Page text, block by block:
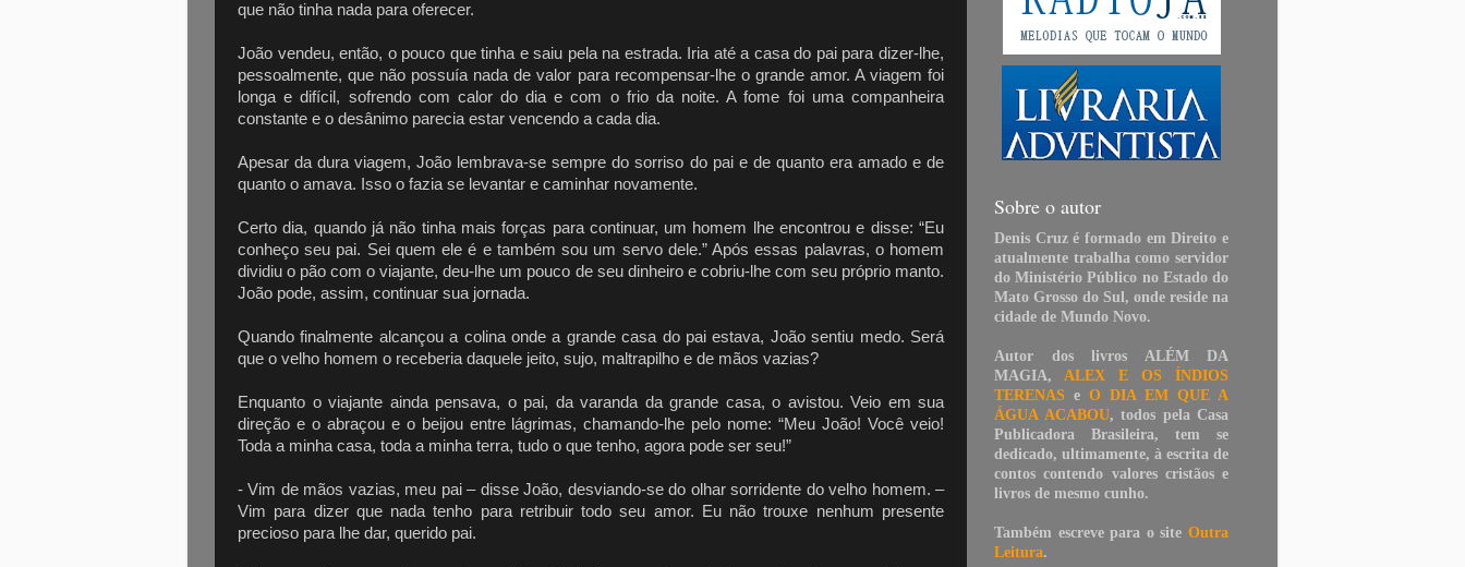
que não tinha nada para oferecer.
João vendeu, então, o pouco que tinha e saiu pela na estrada. Iria até a casa do pai para dizer-lhe,
pessoalmente, que não possuía nada de valor para recompensar-lhe o grande amor. A viagem foi
longa e difícil, sofrendo com calor do dia e com o frio da noite. A fome foi uma companheira
constante e o desânimo parecia estar vencendo a cada dia.
Apesar da dura viagem, João lembrava-se sempre do sorriso do pai e de quanto era amado e de
quanto o amava. Isso o fazia se levantar e caminhar novamente.
Certo dia, quando já não tinha mais forças para continuar, um homem lhe encontrou e disse: “Eu
conheço seu pai. Sei quem ele é e também sou um servo dele.” Após essas palavras, o homem
dividiu o pão com o viajante, deu-lhe um pouco de seu dinheiro e cobriu-lhe com seu próprio manto.
João pode, assim, continuar sua jornada.
Quando finalmente alcançou a colina onde a grande casa do pai estava, João sentiu medo. Será
que o velho homem o receberia daquele jeito, sujo, maltrapilho e de mãos vazias?
Enquanto o viajante ainda pensava, o pai, da varanda da grande casa, o avistou. Veio em sua
direção e o abraçou e o beijou entre lágrimas, chamando-lhe pelo nome: “Meu João! Você veio!
Toda a minha casa, toda a minha terra, tudo o que tenho, agora pode ser seu!”
- Vim de mãos vazias, meu pai – disse João, desviando-se do olhar sorridente do velho homem. –
Vim para dizer que nada tenho para retribuir todo seu amor. Eu não trouxe nenhum presente
precioso para lhe dar, querido pai.
Sobre o autor
Denis Cruz é formado em Direito e
atualmente trabalha como servidor
do Ministério Público no Estado do
Mato Grosso do Sul, onde reside na
cidade de Mundo Novo.
Autor dos livros ALÉM DA
MAGIA, ALEX E OS ÍNDIOS
TERENAS e O DIA EM QUE A
ÁGUA ACABOU, todos pela Casa
Publicadora Brasileira, tem se
dedicado, ultimamente, à escrita de
contos contendo valores cristãos e
livros de mesmo cunho.
Também escreve para o site Outra
Leitura.